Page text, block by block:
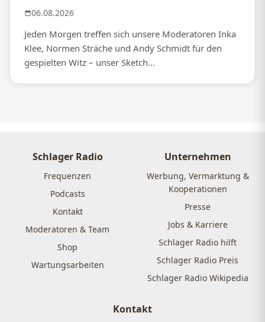
06.08.2026
Jeden Morgen treffen sich unsere Moderatoren Inka
Klee, Normen Sträche und Andy Schmidt für den
gespielten Witz – unser Sketch...
Schlager Radio
Frequenzen
Podcasts
Kontakt
Moderatoren & Team
Shop
Wartungsarbeiten
Unternehmen
Werbung, Vermarktung &
Kooperationen
Presse
Jobs & Karriere
Schlager Radio hilft
Schlager Radio Preis
Schlager Radio Wikipedia
Kontakt